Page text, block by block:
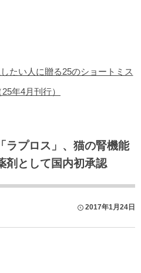
たい人に贈る25のショートミス
年4月刊行）
ラプロス」、猫の腎機能
剤として国内初承認
2017年1月24日